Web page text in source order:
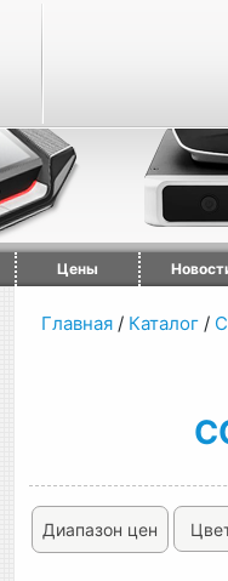
Цены
Главная / Каталог /
Диапазон цен